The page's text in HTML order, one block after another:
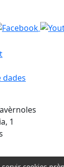
dades
1